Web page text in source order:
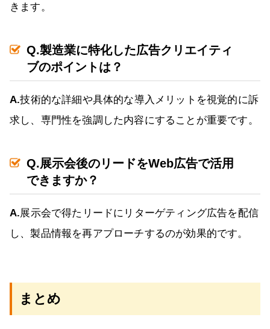
きます。
Q.製造業に特化した広告クリエイティ
ブのポイントは？
A.技術的な詳細や具体的な導入メリットを視覚的に訴
求し、専門性を強調した内容にすることが重要です。
Q.展示会後のリードをWeb広告で活用
できますか？
A.展示会で得たリードにリターゲティング広告を配信
し、製品情報を再アプローチするのが効果的です。
まとめ